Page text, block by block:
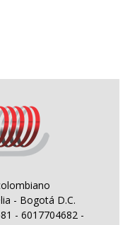
- Bogotá D.C.
- 6017704682 -